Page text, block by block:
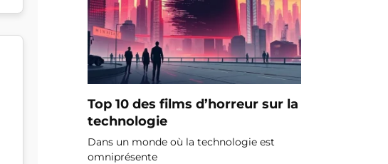
Top 10 des films d’horreur sur la
technologie
Dans un monde où la technologie est
omniprésente